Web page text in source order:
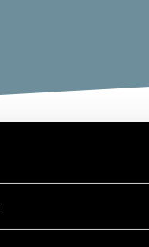
2008